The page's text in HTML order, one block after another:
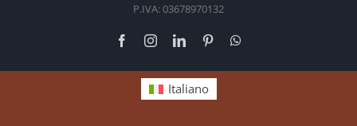
P.IVA: 03678970132
FacebookInstagramLinkedInPinterest
Italiano